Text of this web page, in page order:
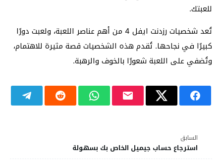
للعبتك.
تُعد شخصيات رزدنت ايفل 4 من أهم عناصر اللعبة، ولعبت دورًا
كبيرًا في نجاحها. تُقدم هذه الشخصيات قصة مثيرة للاهتمام،
وتُضفي على اللعبة شعورًا بالخوف والرهبة.
السابق
استرجاع حساب جيميل الخاص بك بسهولة